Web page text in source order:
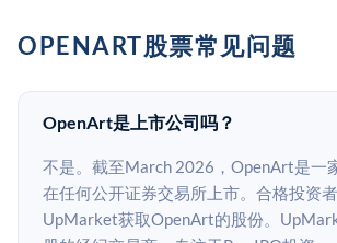
OPENART股票常见问题
OpenArt是上市公司吗？
不是。截至March 2026，OpenArt是一
在任何公开证券交易所上市。合格投资
UpMarket获取OpenArt的股份。